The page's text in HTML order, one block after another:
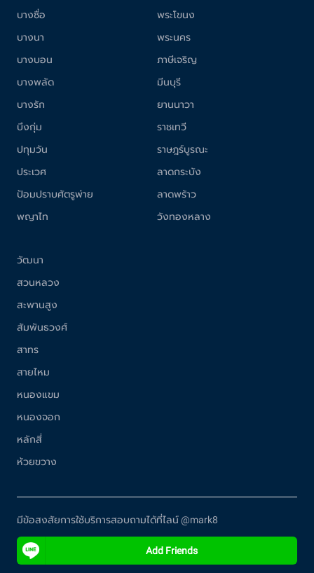
บางซื่อ
บางนา
บางบอน
บางพลัด
บางรัก
บึงกุ่ม
ปทุมวัน
ประเวศ
ป้อมปราบศัตรูพ่าย
พญาไท
พระโขนง
พระนคร
ภาษีเจริญ
มีนบุรี
ยานนาวา
ราชเทวี
ราษฎร์บูรณะ
ลาดกระบัง
ลาดพร้าว
วังทองหลาง
วัฒนา
สวนหลวง
สะพานสูง
สัมพันธวงศ์
สาทร
สายไหม
หนองแขม
หนองจอก
หลักสี่
ห้วยขวาง
มีข้อสงสัยการใช้บริการสอบถามได้ที่ไลน์ @mark8
Add Friends